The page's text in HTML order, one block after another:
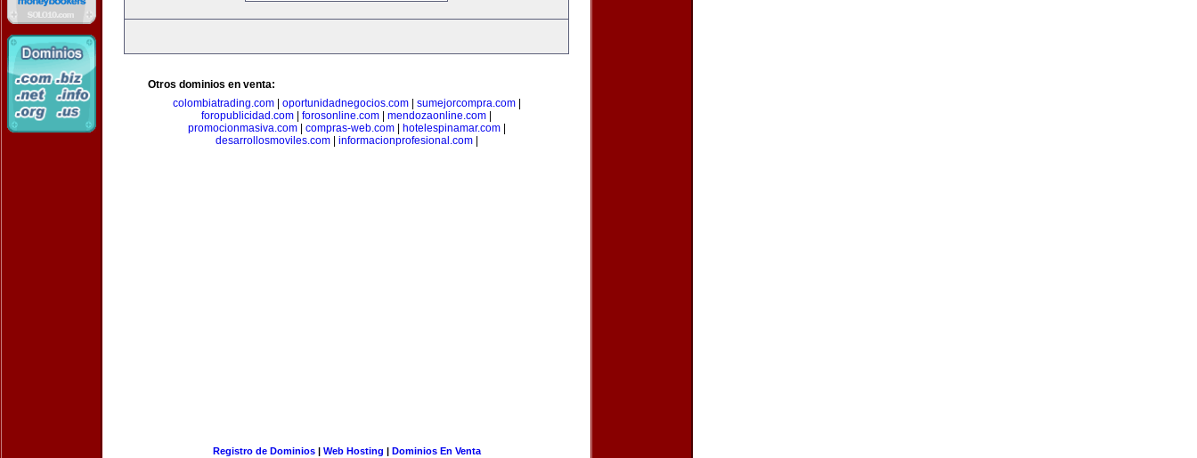
Otros dominios en venta:
colombiatrading.com| oportunidadnegocios.com| sumejorcompra.com|
foropublicidad.com
forosonline.com mendozaonline.com
promocionmasiva.com| compras-web.com| hotelespinamar.com|
desarrollosmoviles.com| informacionprofesional.com|
Registro de Dominios| Web Hosting | Dominios En Venta